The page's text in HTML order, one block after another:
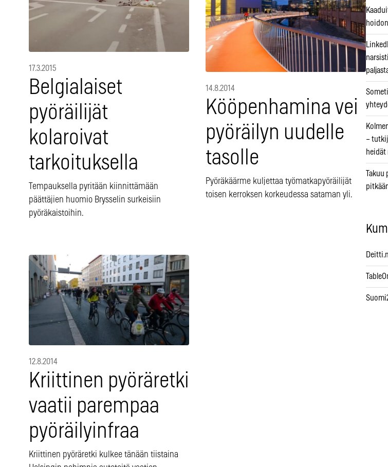
17.3.2015
Belgialaiset
pyöräilijät
kolaroivat
tarkoituksella
Tempauksella pyritään kiinnittämään
päättäjien huomio Brysselin surkeisiin
pyöräkaistoihin.
14.8.2014
Kööpenhamina vei
pyöräilyn uudelle
tasolle
Pyöräkäärme kuljettaa työmatkapyöräilijät
toisen kerroksen korkeudessa sataman yli.
12.8.2014
Kriittinen pyöräretki
vaatii parempaa
pyöräilyinfraa
Kriittinen pyöräretki kulkee tänään tiistaina
–
heidät
Takuu